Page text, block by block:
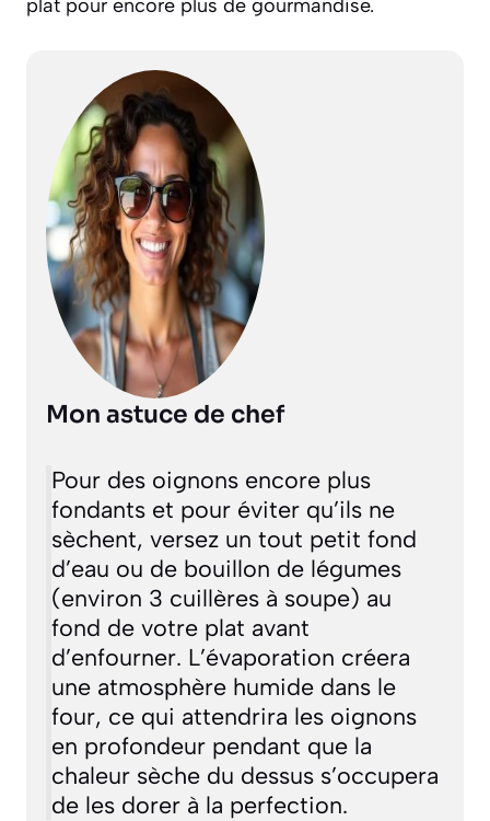
plat pour encore plus de gourmandise.
Mon astuce de chef
Pour des oignons encore plus
fondants et pour éviter qu’ils ne
sèchent, versez un tout petit fond
d’eau ou de bouillon de légumes
(environ 3 cuillères à soupe) au
fond de votre plat avant
d’enfourner. L’évaporation créera
une atmosphère humide dans le
four, ce qui attendrira les oignons
en profondeur pendant que la
chaleur sèche du dessus s’occupera
de les dorer à la perfection.